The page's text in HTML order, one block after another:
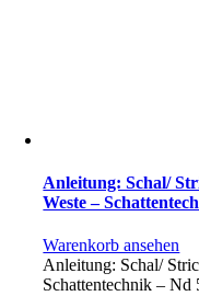
Anleitung: Schal/
Weste –
Warenkorb ansehen
Anleitung: Schal/
Schattentechnik –